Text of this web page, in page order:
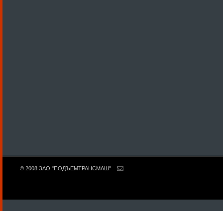
© 2008 ЗАО "ПОДЪЕМТРАНСМАШ"